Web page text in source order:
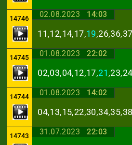
14746 02.08.2023 14:03
11,12,14,17,19
14745 01.08.2023 22:02
02,03,04,12,17,21
14744 01.08.2023 14:02
14743 31.07.2023 22:03